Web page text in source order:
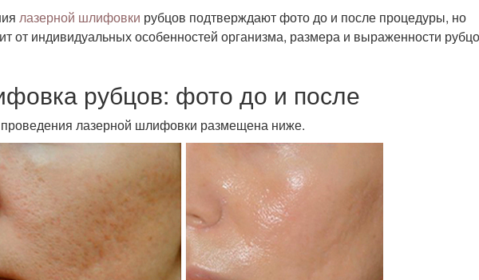
лазерной шлифовки рубцов подтверждают фото до и после процедуры, но
от индивидуальных особенностей организма, размера и выраженности
рубцов: фото до и после
проведения лазерной шлифовки размещена ниже.